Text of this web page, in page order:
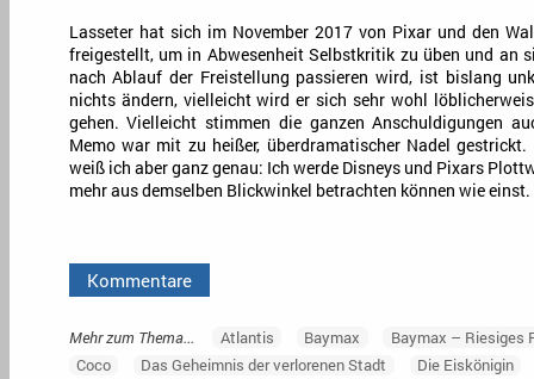
Lasseter hat sich im November 2017 von Pixar und den
freigestellt, um in Abwesenheit Selbstkritik zu üben und an
nach Ablauf der Freistellung passieren wird, ist bislang
nichts ändern, vielleicht wird er sich sehr wohl
gehen. Vielleicht stimmen die ganzen Anschuldigungen
Memo war mit zu heißer, überdramatischer Nadel
weiß ich aber ganz genau: Ich werde Disneys und Pixars
mehr aus demselben Blickwinkel betrachten können wie einst.
Kommentare
Mehr zum Thema... Atlantis Baymax
Baymax – Riesiges
Coco
Das Geheimnis der verlorenen Stadt Die Eiskönigin